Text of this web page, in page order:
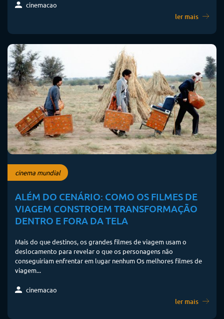
cinemacao
ler mais
cinema mundial
ALÉM DO CENÁRIO: COMO OS FILMES DE
VIAGEM CONSTROEM TRANSFORMAÇÃO
DENTRO E FORA DA TELA
Mais do que destinos, os grandes filmes de viagem usam o
deslocamento para revelar o que os personagens não
conseguiriam enfrentar em lugar nenhum Os melhores filmes de
viagem...
cinemacao
ler mais